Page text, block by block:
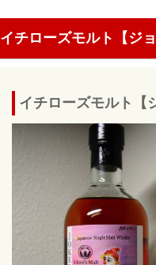
イチローズモルト【ジ
イチローズモルト【